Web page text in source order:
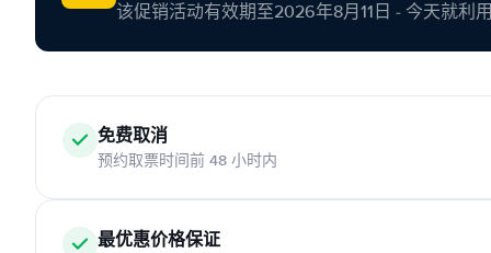
该促销活动有效期至2026年8月11日 - 今天就利用
免费取消
预约取票时间前 48 小时内
最优惠价格保证